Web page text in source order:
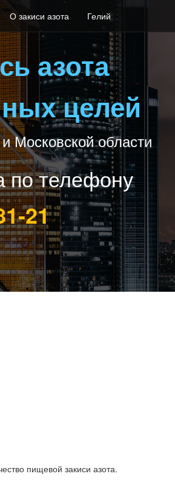
О закиси азота Гелий
азота
целей
Московской области
по телефону
21
пищевой закиси азота.